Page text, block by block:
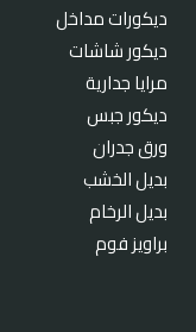
ديكورات مداخل
ديكور شاشات
مرايا جدارية
ديكور جبس
ورق جدران
بديل الخشب
بديل الرخام
براويز فوم